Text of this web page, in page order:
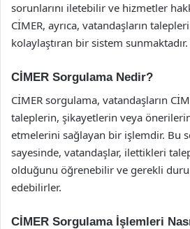
sorunlarını iletebilir ve hizmetler
CİMER, ayrıca, vatandaşların
kolaylaştıran bir sistem sunmaktadır.
CİMER Sorgulama Nedir?
CİMER sorgulama, vatandaşların
taleplerin, şikayetlerin veya
etmelerini sağlayan bir işlemdir. Bu
sayesinde, vatandaşlar, ilettikleri
olduğunu öğrenebilir ve gerekli
edebilirler.
CİMER Sorgulama İşlemleri